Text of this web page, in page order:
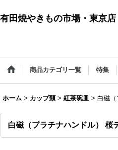
有田焼やきもの市場・東京店
商品カテゴリ一覧 特集
ホーム > カップ類 > 紅茶碗皿 > 白磁
白磁（プラチナハンドル） 桜